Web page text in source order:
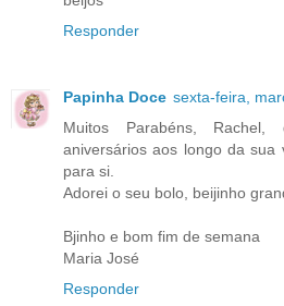
Responder
Papinha Doce sexta-feira,
Muitos Parabéns,
aniversários aos longo da sua
para si.
Adorei o seu bolo, beijinho
Bjinho e bom fim de semana
Maria José
Responder